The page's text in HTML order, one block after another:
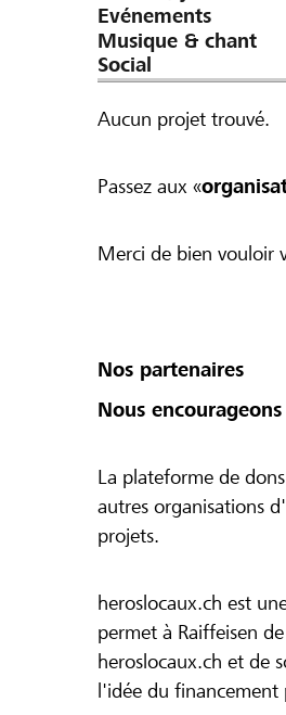
Aucun projet trouvé.
Passez aux «
Merci de bien vouloir
Nos partenaires
Nous
La plateforme de
autres organisations
projets.
heroslocaux.ch est
permet à Raiffeisen
heroslocaux.ch et de
l'idée du